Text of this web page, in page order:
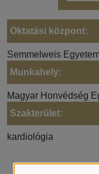
Oktatási központ:
Semmelweis
Munkahely:
Magyar Honvédség
Szakterület:
kardiológia